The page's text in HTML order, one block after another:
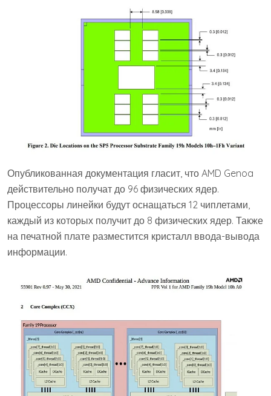
Опубликованная документация гласит, что AMD Genoa
действительно получат до 96 физических ядер.
Процессоры линейки будут оснащаться 12 чиплетами,
каждый из которых получит до 8 физических ядер. Также
на печатной плате разместится кристалл ввода-вывода
информации.